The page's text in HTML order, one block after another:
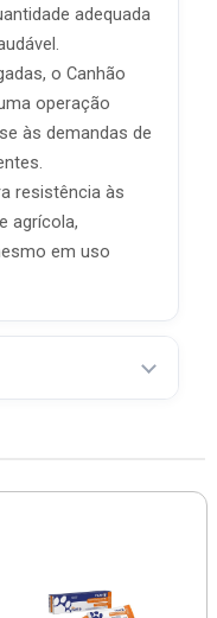
adequada
o Canhão
operação
às demandas de
resistência às
agrícola,
em uso